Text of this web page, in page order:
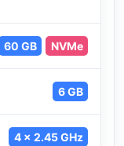
60 GB NVMe
6 GB
4 x 2.45 GHz